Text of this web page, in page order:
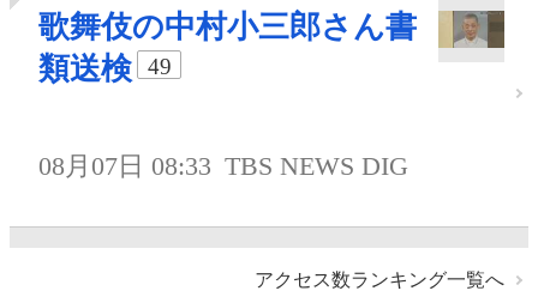
歌舞伎の中村小三郎さん書
類送検
49
08月07日 08:33 TBS NEWS DIG
アクセス数ランキング一覧へ